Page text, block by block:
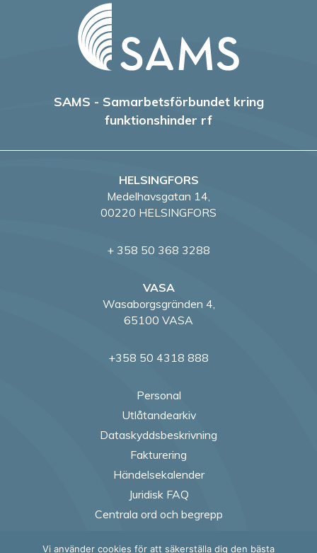
SAMS - Samarbetsförbundet kring
funktionshinder rf
HELSINGFORS
Medelhavsgatan 14,
00220 HELSINGFORS
+ 358 50 368 3288
VASA
Wasaborgsgränden 4,
65100 VASA
+358 50 4318 888
Personal
Utlåtandearkiv
Dataskyddsbeskrivning
Fakturering
Händelsekalender
Juridisk FAQ
Centrala ord och begrepp
Vi använder cookies för att säkerställa dig den bästa